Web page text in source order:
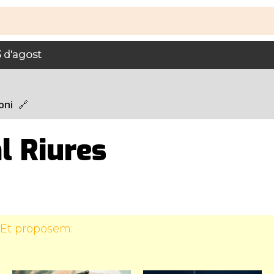
d'agost
Riures
proposem: